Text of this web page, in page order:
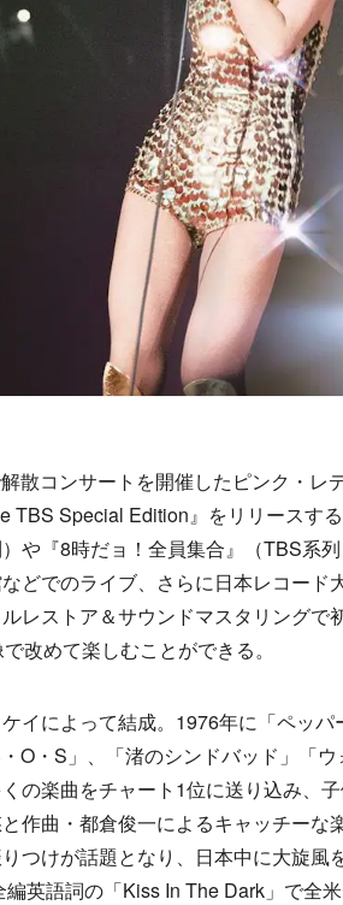
散コンサートを開催したピンク・レ
TBS Special Edition』をリリースす
や『8時だョ！全員集合』（TBS系
どでのライブ、さらに日本レコード
レストア＆サウンドマスタリングで
改めて楽しむことができる。
イによって結成。1976年に「ペッパ
O・S」、「渚のシンドバッド」「ウ
の楽曲をチャート1位に送り込み、
作曲・都倉俊一によるキャッチーな
つけが話題となり、日本中に大旋風
英語詞の「Kiss In The Dark」で全